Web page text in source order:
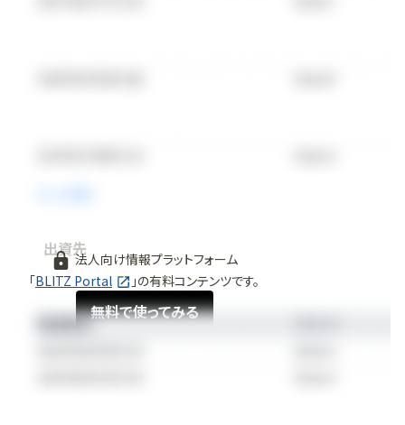
法人向け情報プラットフォーム
「BLITZ Portal 」の有料コンテンツです。
無料で使ってみる
出資先